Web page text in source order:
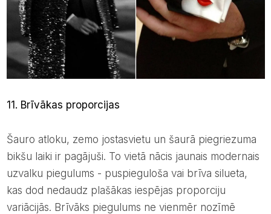
11. Brīvākas proporcijas
šauro atloku, zemo jostasvietu un šaurā piegriezuma
bikšu laiki ir pagājuši. To vietā nācis jaunais modernais
uzvalku piegulums - puspieguloša vai brīva silueta,
kas dod nedaudz plašākas iespējas proporciju
variācijās. Brīvāks piegulums ne vienmēr nozīmē